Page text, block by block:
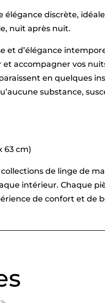
discrète,
nuit après nuit.
et d’élégance
accompagner vos
en quelques
substance,
63 cm)
de linge de
intérieur. Chaque
de confort et de